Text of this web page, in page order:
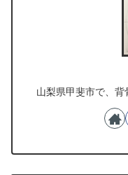
山梨県甲斐市で、背